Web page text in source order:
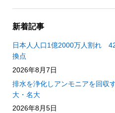
新着記事
日本人人口1億2000万人割れ
換点
2026年8月7日
排水を浄化しアンモニアを回
大・名大
2026年8月5日